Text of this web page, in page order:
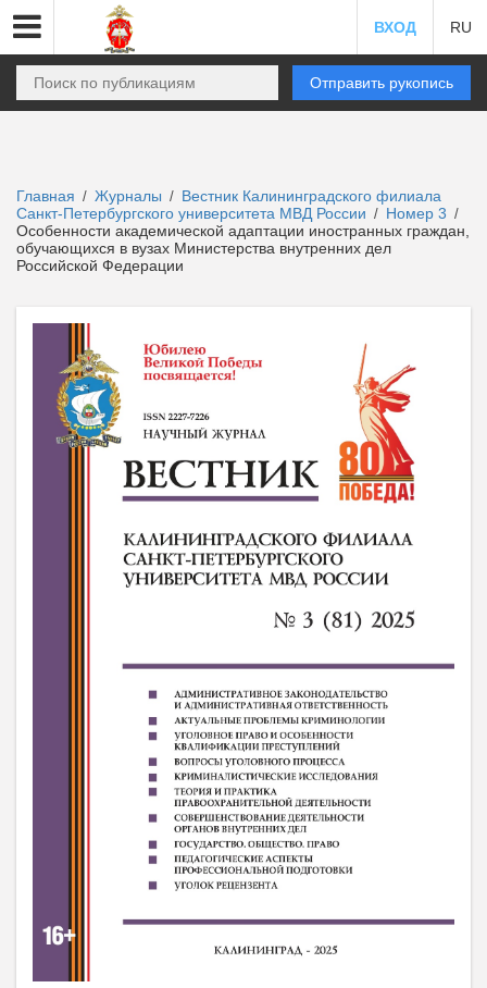
ВХОД RU
Отправить рукопись
Главная / Журналы / Вестник Калининградского филиала
Санкт-Петербургского университета МВД России / Номер 3 /
Особенности академической адаптации иностранных граждан,
обучающихся в вузах Министерства внутренних дел
Российской Федерации